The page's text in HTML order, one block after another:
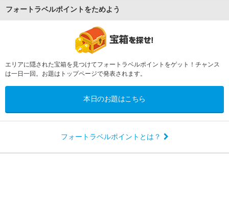
フォートラベルポイントをためよう
エリアに隠された宝箱を見つけてフォートラベルポイントをゲット！チャンス
は一日一回。お題はトップページで発表されます。
本日のお題はこちら
フォートラベルポイントとは？